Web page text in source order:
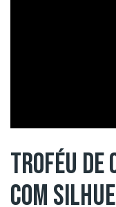
TROFÉU DE
COM